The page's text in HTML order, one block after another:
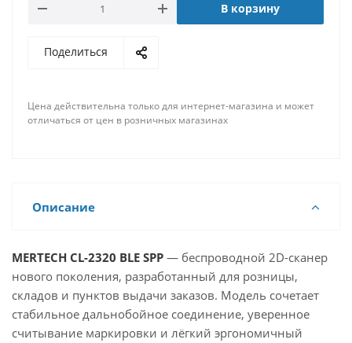
В корзину
Поделиться
Цена действительна только для интернет-магазина и может
отличаться от цен в розничных магазинах
Описание
MERTECH CL-2320 BLE SPP — беспроводной 2D-сканер
нового поколения, разработанный для розницы,
складов и пунктов выдачи заказов. Модель сочетает
стабильное дальнобойное соединение, уверенное
считывание маркировки и лёгкий эргономичный